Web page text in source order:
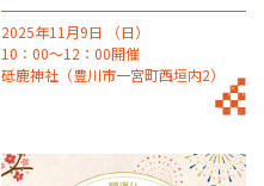
2025年11月9日 （日）
10：00～12：00開催
砥鹿神社（豊川市一宮町西垣内2）